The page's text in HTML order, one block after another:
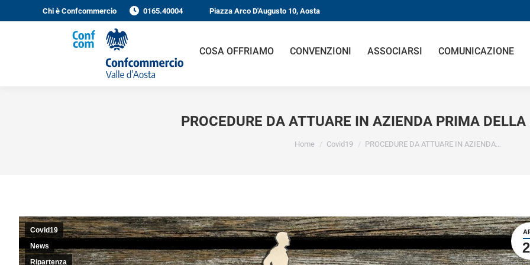
Chi è Confcommercio 0165.40004 Piazza Arco D'Augusto 10, Aosta
COSA OFFRIAMO CONVENZIONI ASSOCIARSI COMUNICAZIONE
PROCEDURE DA ATTUARE IN AZIENDA PRIMA DELLA
You are here:
Home Covid19 PROCEDURE DA ATTUARE IN AZIENDA…
Covid19
News
Ripartenza